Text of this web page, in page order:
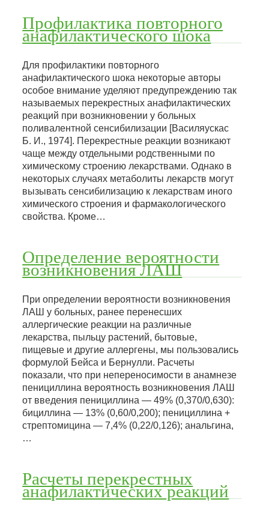
Профилактика повторного
анафилактического шока
Для профилактики повторного
анафилактического шока некоторые авторы
особое внимание уделяют предупреждению так
называемых перекрестных анафилактических
реакций при возникновении у больных
поливалентной сенсибилизации [Василяускас
Б. И., 1974]. Перекрестные реакции возникают
чаще между отдельными родственными по
химическому строению лекарствами. Однако в
некоторых случаях метаболиты лекарств могут
вызывать сенсибилизацию к лекарствам иного
химического строения и фармакологического
свойства. Кроме…
Определение вероятности
возникновения ЛАШ
При определении вероятности возникновения
ЛАШ у больных, ранее перенесших
аллергические реакции на различные
лекарства, пыльцу растений, бытовые,
пищевые и другие аллергены, мы пользовались
формулой Бейса и Бернулли. Расчеты
показали, что при непереносимости в анамнезе
пенициллина вероятность возникновения ЛАШ
от введения пенициллина — 49% (0,370/0,630):
бициллина — 13% (0,60/0,200); пенициллина +
стрептомицина — 7,4% (0,22/0,126); анальгина,
…
Расчеты перекрестных
анафилактических реакций